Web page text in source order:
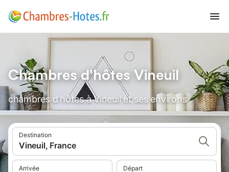
Chambres d'hôtes Vineuil
chambres d'hôtes à Vineuil et ses environs
Destination
Vineuil, France
Arrivée Départ